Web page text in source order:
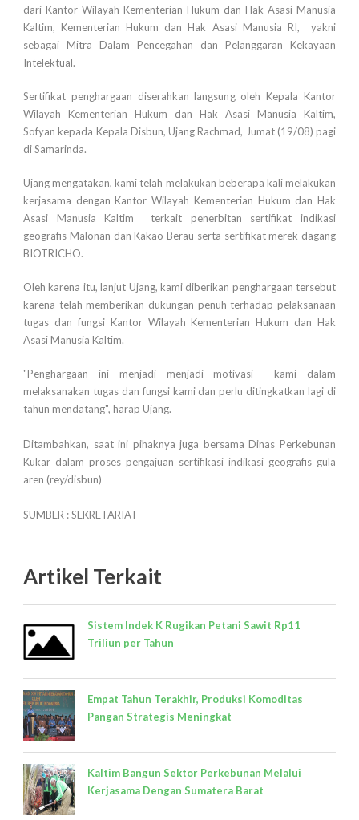
dari Kantor Wilayah Kementerian Hukum dan Hak Asasi Manusia
Kaltim, Kementerian Hukum dan Hak Asasi Manusia RI, yakni
sebagai Mitra Dalam Pencegahan dan Pelanggaran Kekayaan
Intelektual.
Sertifikat penghargaan diserahkan langsung oleh Kepala Kantor
Wilayah Kementerian Hukum dan Hak Asasi Manusia Kaltim,
Sofyan kepada Kepala Disbun, Ujang Rachmad, Jumat (19/08) pagi
di Samarinda.
Ujang mengatakan, kami telah melakukan beberapa kali melakukan
kerjasama dengan Kantor Wilayah Kementerian Hukum dan Hak
Asasi Manusia Kaltim terkait penerbitan sertifikat indikasi
geografis Malonan dan Kakao Berau serta sertifikat merek dagang
BIOTRICHO.
Oleh karena itu, lanjut Ujang, kami diberikan penghargaan tersebut
karena telah memberikan dukungan penuh terhadap pelaksanaan
tugas dan fungsi Kantor Wilayah Kementerian Hukum dan Hak
Asasi Manusia Kaltim.
"Penghargaan ini menjadi menjadi motivasi kami dalam
melaksanakan tugas dan fungsi kami dan perlu ditingkatkan lagi di
tahun mendatang", harap Ujang.
Ditambahkan, saat ini pihaknya juga bersama Dinas Perkebunan
Kukar dalam proses pengajuan sertifikasi indikasi geografis gula
aren (rey/disbun)
SUMBER : SEKRETARIAT
Artikel Terkait
Sistem Indek K Rugikan Petani Sawit Rp11
Triliun per Tahun
Empat Tahun Terakhir, Produksi Komoditas
Pangan Strategis Meningkat
Kaltim Bangun Sektor Perkebunan Melalui
Kerjasama Dengan Sumatera Barat